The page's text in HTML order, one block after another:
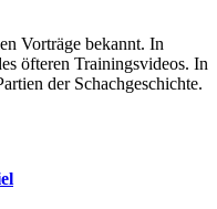
Vorträge bekannt. In
öfteren Trainingsvideos. In
der Schachgeschichte.